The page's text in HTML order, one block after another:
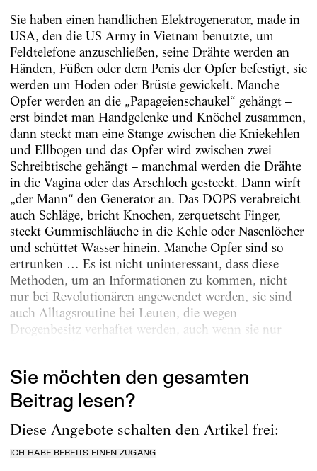
Sie haben einen handlichen Elektrogenerator, made in
USA, den die US Army in Vietnam benutzte, um
Feldtelefone anzuschließen, seine Drähte werden an
Händen, Füßen oder dem Penis der Opfer befestigt, sie
werden um Hoden oder Brüste gewickelt. Manche
Opfer werden an die „Papageienschaukel“ gehängt –
erst bindet man Handgelenke und Knöchel zusammen,
dann steckt man eine Stange zwischen die Kniekehlen
und Ellbogen und das Opfer wird zwischen zwei
Schreibtische gehängt – manchmal werden die Drähte
in die Vagina oder das Arschloch gesteckt. Dann wirft
„der Mann“ den Generator an. Das DOPS verabreicht
auch Schläge, bricht Knochen, zerquetscht Finger,
steckt Gummischläuche in die Kehle oder Nasenlöcher
und schüttet Wasser hinein. Manche Opfer sind so
ertrunken … Es ist nicht uninteressant, dass diese
Methoden, um an Informationen zu kommen, nicht
nur bei Revolutionären angewendet werden, sie sind
auch Alltagsroutine bei Leuten, die wegen
Drogenbesitz verhaftet werden, auch wenn sie nur
Sie möchten den gesamten
Beitrag lesen?
Diese Angebote schalten den Artikel frei:
ICH HABE BEREITS EINEN ZUGANG